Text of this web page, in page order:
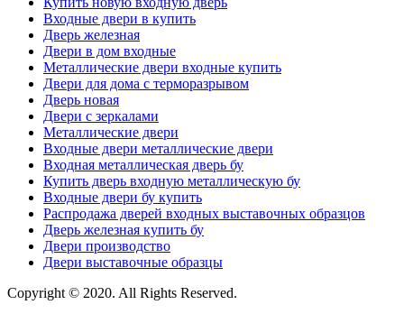
Входные двери в купить
Дверь железная
Двери в дом входные
Металлические двери входные купить
Двери для дома с терморазрывом
Дверь новая
Двери с зеркалами
Металлические двери
Входные двери металлические двери
Входная металлическая дверь бу
Купить дверь входную металлическую бу
Входные двери бу купить
Распродажа дверей входных выставочных образцов
Дверь железная купить бу
Двери производство
Двери выставочные образцы
Copyright © 2020. All Rights Reserved.